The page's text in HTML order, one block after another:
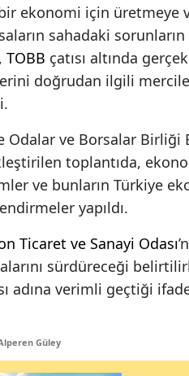
ekonomi için üretmeye
sahadaki
TOBB çatısı altında
doğrudan ilgili
Odalar ve Borsalar Birliği
toplantıda,
ve bunların Türkiye
yapıldı.
Ticaret ve Sanayi Odası
sürdüreceği
adına verimli geçtiği
Güley